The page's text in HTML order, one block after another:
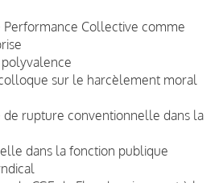
Performance Collective comme
polyvalence
sur le harcèlement moral
rupture conventionnelle dans la
dans la fonction publique